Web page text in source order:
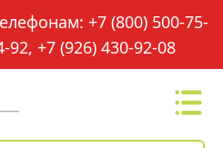
+7 (800) 500-75-
92, +7 (926) 430-92-08